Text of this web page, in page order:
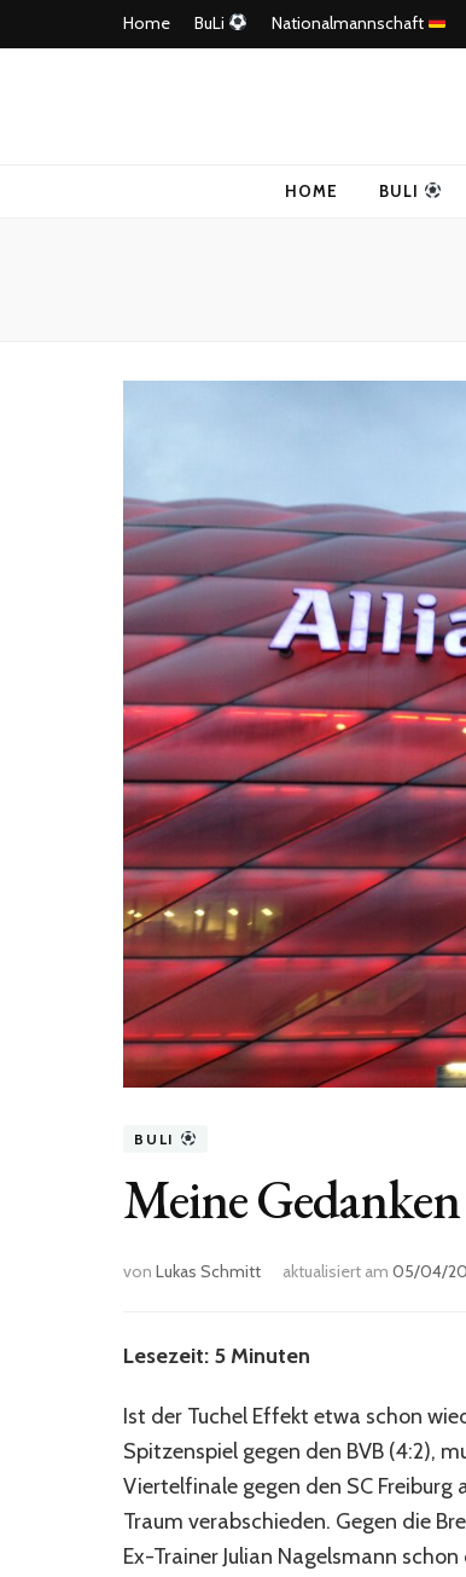
Home BuLi Nationalmannschaft
HOME BULI
BULI
Meine
von Lukas Schmitt aktualisiert am 05/04/
Lesezeit: 5 Minuten
Ist der Tuchel Effekt etwa schon
Spitzenspiel gegen den BVB (4:2),
Viertelfinale gegen den SC
Traum verabschieden. Gegen die
Ex-Trainer Julian Nagelsmann